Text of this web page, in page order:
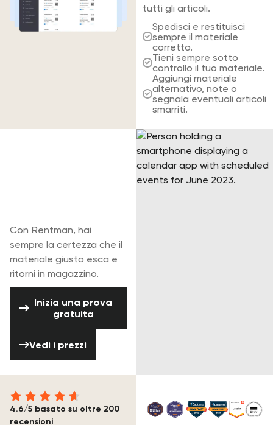
tutti gli articoli.
Spedisci e restituisci
sempre il materiale
corretto.
Tieni sempre sotto
controllo il tuo materiale.
Aggiungi materiale
alternativo, note o
segnala eventuali articoli
smarriti.
Con Rentman, hai
sempre la certezza che il
materiale giusto esca e
ritorni in magazzino.
Inizia una prova
gratuita
Vedi i prezzi
4.6/5 basato su oltre 200
recensioni